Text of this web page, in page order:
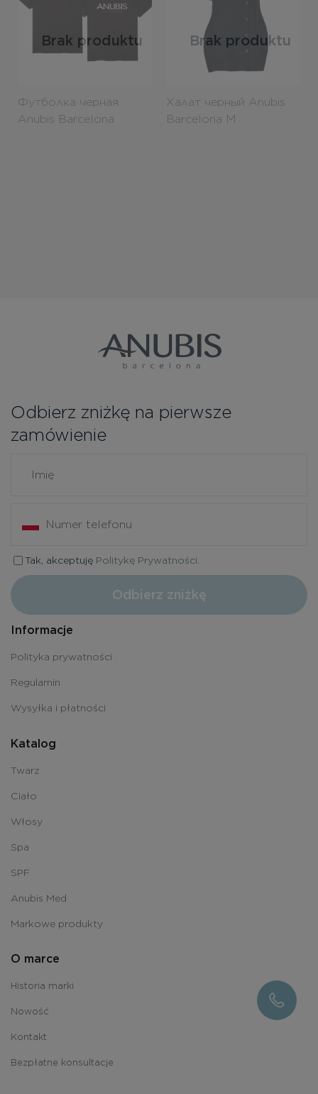
Brak produktu
Футболка черная
Anubis Barcelona
Brak produktu
Халат черный Anubis
Barcelona M
Odbierz zniżkę na pierwsze
zamówienie
Tak, akceptuję Politykę Prywatności.
Odbierz zniżkę
Informacje
Polityka prywatności
Regulamin
Wysyłka i płatności
Katalog
Twarz
Ciało
Włosy
Spa
SPF
Anubis Med
Markowe produkty
O marce
Historia marki
Nowość
Kontakt
Bezpłatne konsultacje